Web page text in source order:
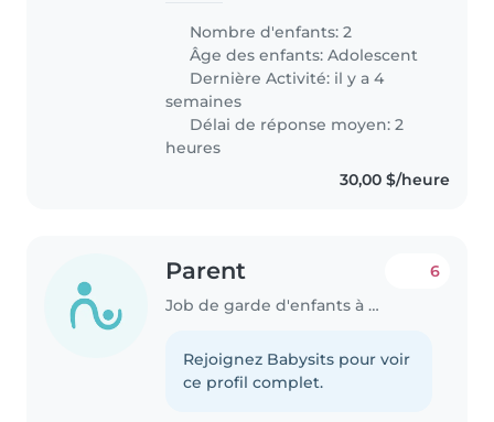
Nombre d'enfants: 2
Âge des enfants:Adolescent
Dernière Activité: il y a 4
semaines
Délai de réponse moyen: 2
heures
30,00 $/heure
Parent
Job de garde d'enfants à Calgary
6
Rejoignez Babysits pour voir
ce profil complet.